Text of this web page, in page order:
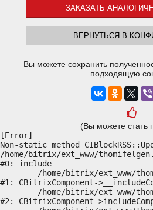
ЗАКАЗАТЬ
ВЕРНУТЬСЯ В
Вы можете сохранить
подходящую
(Вы можете стать
[Error]
Non-static method
/home/bitrix/ext_www/
#0: include
#1: CBitrixComponent-
#2: CBitrixComponent-